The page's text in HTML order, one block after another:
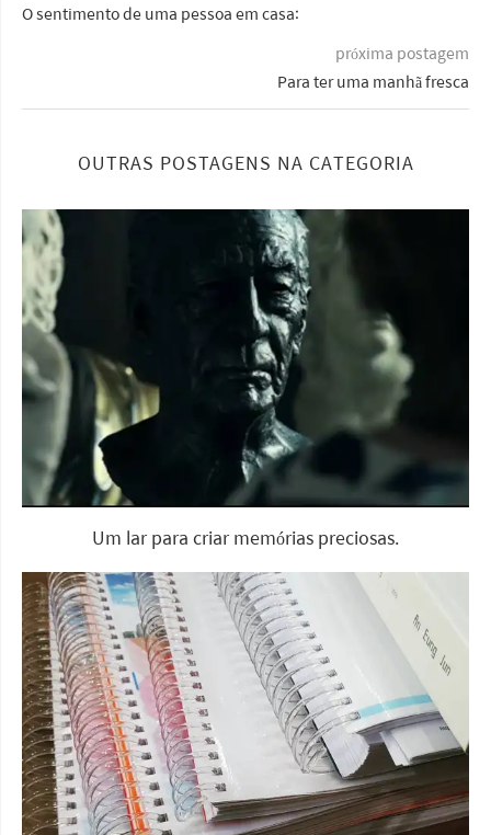
O sentimento de uma pessoa em casa:
próxima postagem
Para ter uma manhã fresca
OUTRAS POSTAGENS NA CATEGORIA
Um lar para criar memórias preciosas.